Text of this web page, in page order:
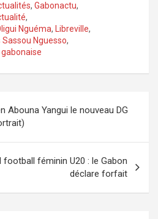
, Gabonactu,
,
Nguéma, Libreville,
Nguesso,
Abouna Yangui le nouveau DG
féminin U20 : le Gabon
déclare forfait